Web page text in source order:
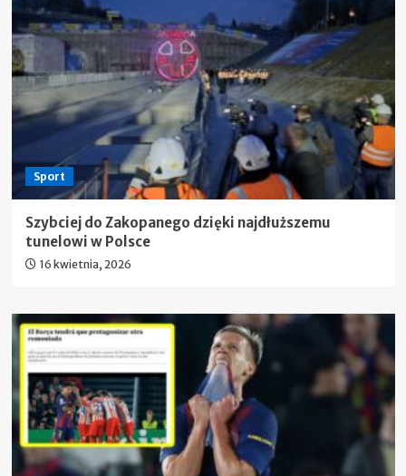
Sport
Szybciej do Zakopanego dzięki najdłuższemu
tunelowi w Polsce
16 kwietnia, 2026